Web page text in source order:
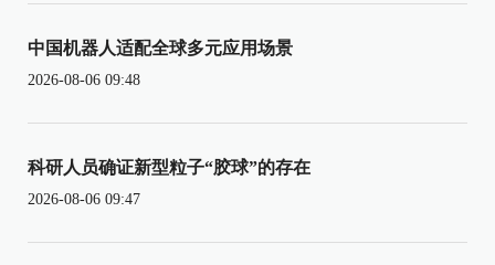
中国机器人适配全球多元应用场景
2026-08-06 09:48
科研人员确证新型粒子“胶球”的存在
2026-08-06 09:47